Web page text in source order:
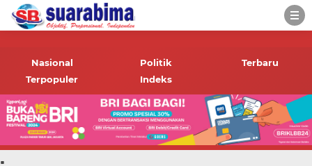
-->
informasi terbaru tentang
Bima dan daerah sekitar
Nasional Politik
Terbaru
Terpopuler
Indeks
.